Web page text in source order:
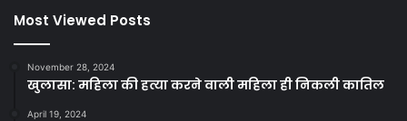
Most Viewed Posts
November 28, 2024
खुलासा: महिला की हत्या करने वाली महिला ही निकली कातिल
April 19, 2024